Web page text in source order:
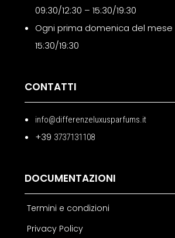
09:30/12:30 – 15:30/19:30
Ogni prima domenica del mese
15:30/19:30
CONTATTI
info@differenzeluxusparfums.it
+39 3737131108
DOCUMENTAZIONI
Termini e condizioni
Privacy Policy